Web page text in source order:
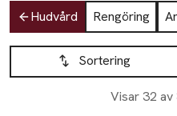
Hoppa till produktsidan
Hudvård Rengöring
Hoppa till produktsidan
Sortering
Visar 32
Lista över produkter